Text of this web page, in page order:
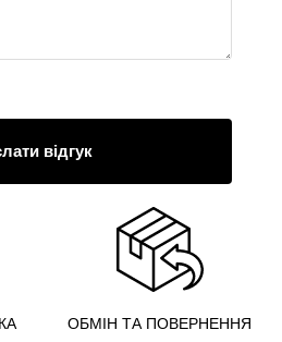
відгук
ОБМІН ТА ПОВЕРНЕННЯ